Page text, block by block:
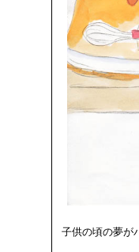
子供の頃の夢が